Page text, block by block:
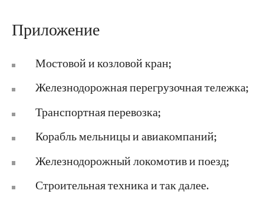
Приложение
Мостовой и козловой кран;
Железнодорожная перегрузочная тележка;
Транспортная перевозка;
Корабль мельницы и авиакомпаний;
Железнодорожный локомотив и поезд;
Строительная техника и так далее.